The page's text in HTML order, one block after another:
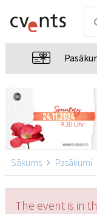
Sākums Pasākumi
The event is in